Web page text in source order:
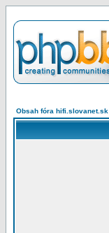
Obsah fóra hifi.slovanet.sk